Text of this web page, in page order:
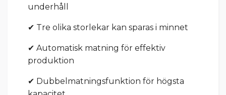
underhåll
✔ Tre olika storlekar kan sparas i minnet
✔ Automatisk matning för effektiv
produktion
✔ Dubbelmatningsfunktion för högsta